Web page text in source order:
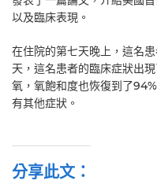
以及臨床表現。
在住院的第七天晚上，這名
天，這名患者的臨床症狀出
氧，氧飽和度也恢復到了
有其他症狀。
分享此文：